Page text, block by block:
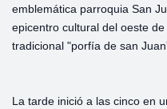
emblemática parroquia San
epicentro cultural del oeste
tradicional "porfía de san
La tarde inició a las cinco en